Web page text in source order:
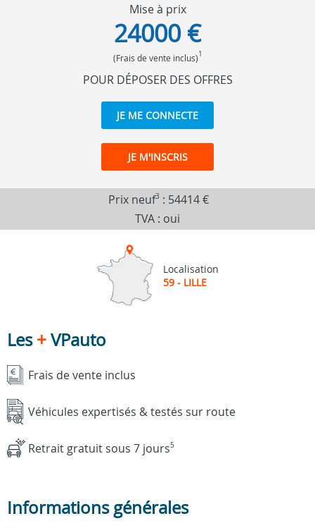
Mise à prix
24000 €
(Frais de vente inclus)1
POUR DÉPOSER DES OFFRES
JE ME CONNECTE
JE M'INSCRIS
Prix neuf3 : 54414 €
TVA : oui
Localisation
59 - LILLE
Les+VPauto
Frais de vente inclus
Véhicules expertisés & testés sur route
Retrait gratuit sous 7 jours5
Informations générales